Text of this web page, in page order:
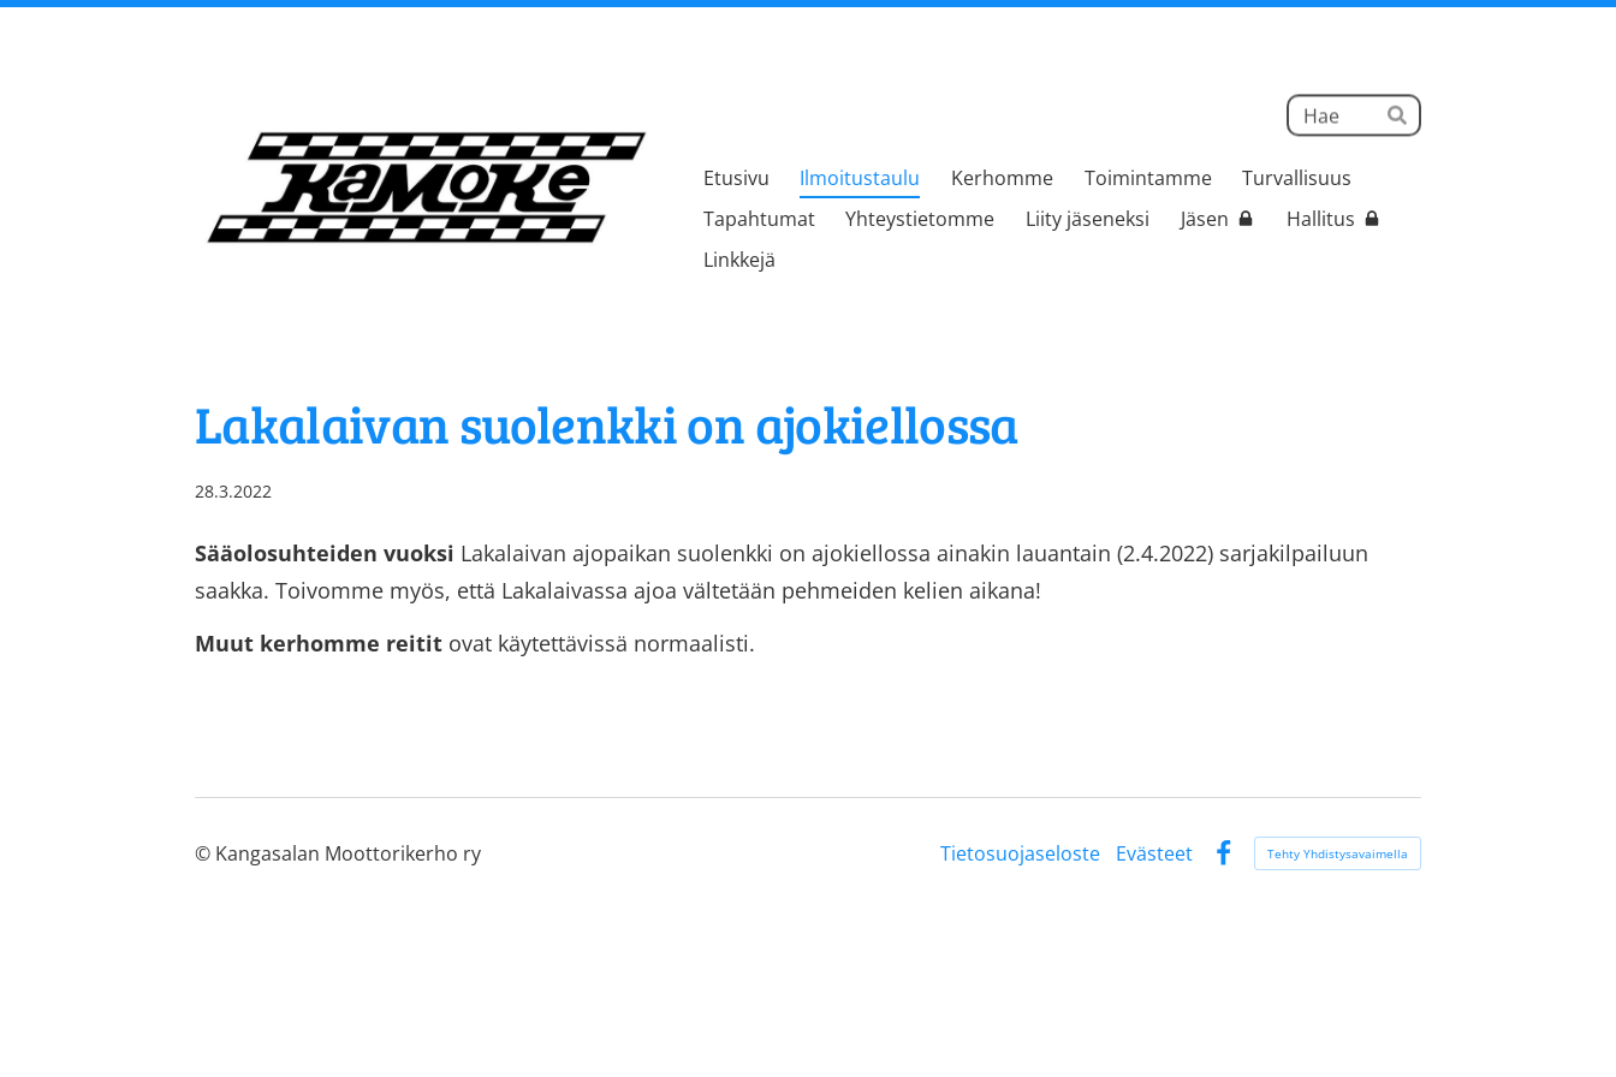
Haku
Hae
Kangasalan Moottorikerho
Etusivu Ilmoitustaulu Kerhomme Toimintamme
Turvallisuus
Tapahtumat
Yhteystietomme Liity jäseneksi Jäsen
Hallitus
Linkkejä
Lakalaivan suolenkki on ajokiellossa
28.3.2022
Sääolosuhteiden vuoksi Lakalaivan ajopaikan suolenkki on ajokiellossa ainakin lauantain (2.4.2022) sarjakilpailuun
saakka. Toivomme myös, että Lakalaivassa ajoa vältetään pehmeiden kelien aikana!
Muut kerhomme reitit ovat käytettävissä normaalisti.
© Kangasalan Moottorikerho ry Tietosuojaseloste
Evästeet
Facebook
Tehty Yhdistysavaimella